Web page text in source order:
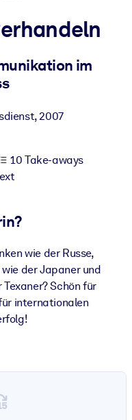
Belegschaft auf.
Wissen in Ihr LMS/LXP für
mit
im
,2007
10 Take-aways
wie der Russe,
der Japaner und
Schön für
internationalen